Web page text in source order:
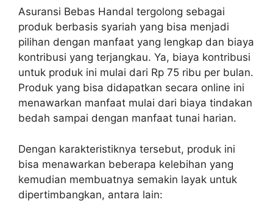
Asuransi Bebas Handal tergolong sebagai
produk berbasis syariah yang bisa menjadi
pilihan dengan manfaat yang lengkap dan biaya
kontribusi yang terjangkau. Ya, biaya kontribusi
untuk produk ini mulai dari Rp 75 ribu per bulan.
Produk yang bisa didapatkan secara online ini
menawarkan manfaat mulai dari biaya tindakan
bedah sampai dengan manfaat tunai harian.
Dengan karakteristiknya tersebut, produk ini
bisa menawarkan beberapa kelebihan yang
kemudian membuatnya semakin layak untuk
dipertimbangkan, antara lain: